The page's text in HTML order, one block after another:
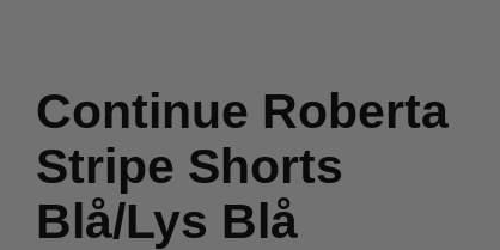
Continue Roberta
Stripe Shorts
Blå/Lys Blå